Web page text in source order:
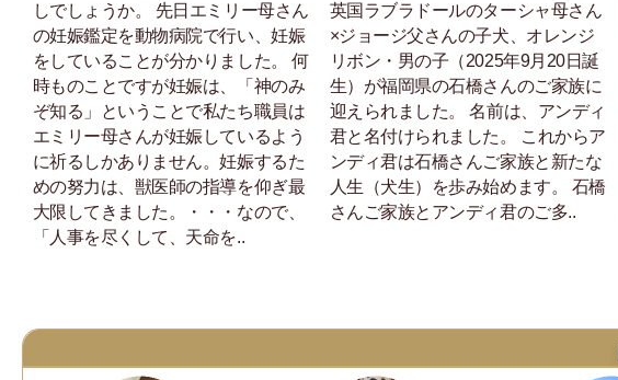
しでしょうか。 先日エミリー母さん
の妊娠鑑定を動物病院で行い、妊娠
をしていることが分かりました。 何
時ものことですが妊娠は、「神のみ
ぞ知る」ということで私たち職員は
エミリー母さんが妊娠しているよう
に祈るしかありません。妊娠するた
めの努力は、獣医師の指導を仰ぎ最
大限してきました。・・・なので、
「人事を尽くして、天命を..
英国ラブラドールのターシャ母さん
×ジョージ父さんの子犬、オレンジ
リボン・男の子（2025年9月20日誕
生）が福岡県の石橋さんのご家族に
迎えられました。 名前は、アンディ
君と名付けられました。 これからア
ンディ君は石橋さんご家族と新たな
人生（犬生）を歩み始めます。 石橋
さんご家族とアンディ君のご多..